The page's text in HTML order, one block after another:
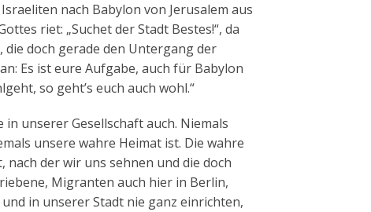
nach Babylon von Jerusalem aus
riet: „Suchet der Stadt Bestes!“, da
die doch gerade den Untergang der
Es ist eure Aufgabe, auch für Babylon
so geht’s euch auch wohl.“
unserer Gesellschaft auch. Niemals
unsere wahre Heimat ist. Die wahre
der wir uns sehnen und die doch
Migranten auch hier in Berlin,
in unserer Stadt nie ganz einrichten,